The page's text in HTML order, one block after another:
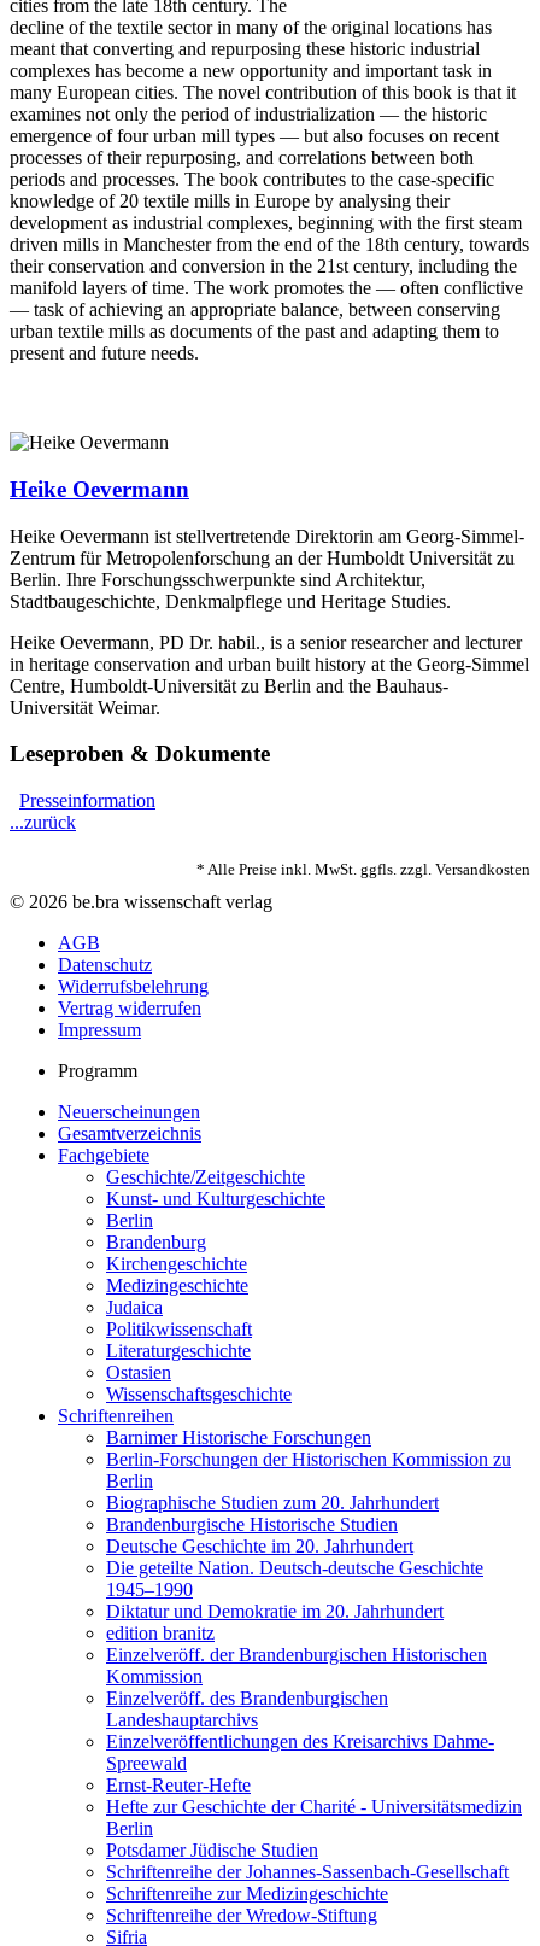
cities from the late 18th century. The
decline of the textile sector in many of the original locations has
meant that converting and repurposing these historic industrial
complexes has become a new opportunity and important task in
many European cities. The novel contribution of this book is that it
examines not only the period of industrialization — the historic
emergence of four urban mill types — but also focuses on recent
processes of their repurposing, and correlations between both
periods and processes. The book contributes to the case-specific
knowledge of 20 textile mills in Europe by analysing their
development as industrial complexes, beginning with the first steam
driven mills in Manchester from the end of the 18th century, towards
their conservation and conversion in the 21st century, including the
manifold layers of time. The work promotes the — often conflictive
— task of achieving an appropriate balance, between conserving
urban textile mills as documents of the past and adapting them to
present and future needs.
Heike Oevermann
Heike Oevermann ist stellvertretende Direktorin am Georg-Simmel-
Zentrum für Metropolenforschung an der Humboldt Universität zu
Berlin. Ihre Forschungsschwerpunkte sind Architektur,
Stadtbaugeschichte, Denkmalpflege und Heritage Studies.
Heike Oevermann, PD Dr. habil., is a senior researcher and lecturer
in heritage conservation and urban built history at the Georg-Simmel
Centre, Humboldt-Universität zu Berlin and the Bauhaus-
Universität Weimar.
Leseproben & Dokumente
Presseinformation
...zurück
* Alle Preise inkl. MwSt. ggfls. zzgl. Versandkosten
© 2026 be.bra wissenschaft verlag
AGB
Datenschutz
Widerrufsbelehrung
Vertrag widerrufen
Impressum
Programm
Neuerscheinungen
Gesamtverzeichnis
Fachgebiete
Geschichte/Zeitgeschichte
Kunst- und Kulturgeschichte
Berlin
Brandenburg
Kirchengeschichte
Medizingeschichte
Judaica
Politikwissenschaft
Literaturgeschichte
Ostasien
Wissenschaftsgeschichte
Schriftenreihen
Barnimer Historische Forschungen
Berlin-Forschungen der Historischen Kommission zu
Berlin
Biographische Studien zum 20. Jahrhundert
Brandenburgische Historische Studien
Deutsche Geschichte im 20. Jahrhundert
Die geteilte Nation. Deutsch-deutsche Geschichte
1945–1990
Diktatur und Demokratie im 20. Jahrhundert
edition branitz
Einzelveröff. der Brandenburgischen Historischen
Kommission
Einzelveröff. des Brandenburgischen
Landeshauptarchivs
Einzelveröffentlichungen des Kreisarchivs Dahme-
Spreewald
Ernst-Reuter-Hefte
Hefte zur Geschichte der Charité - Universitätsmedizin
Berlin
Potsdamer Jüdische Studien
Schriftenreihe der Johannes-Sassenbach-Gesellschaft
Schriftenreihe zur Medizingeschichte
Schriftenreihe der Wredow-Stiftung
Sifria